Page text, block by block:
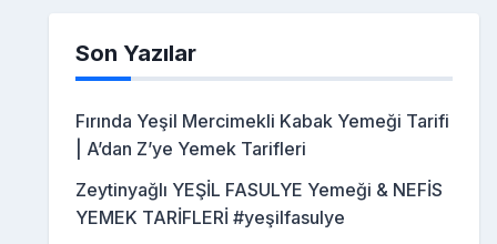
Son Yazılar
Fırında Yeşil Mercimekli Kabak Yemeği Tarifi
| A’dan Z’ye Yemek Tarifleri
Zeytinyağlı YEŞİL FASULYE Yemeği & NEFİS
YEMEK TARİFLERİ #yeşilfasulye